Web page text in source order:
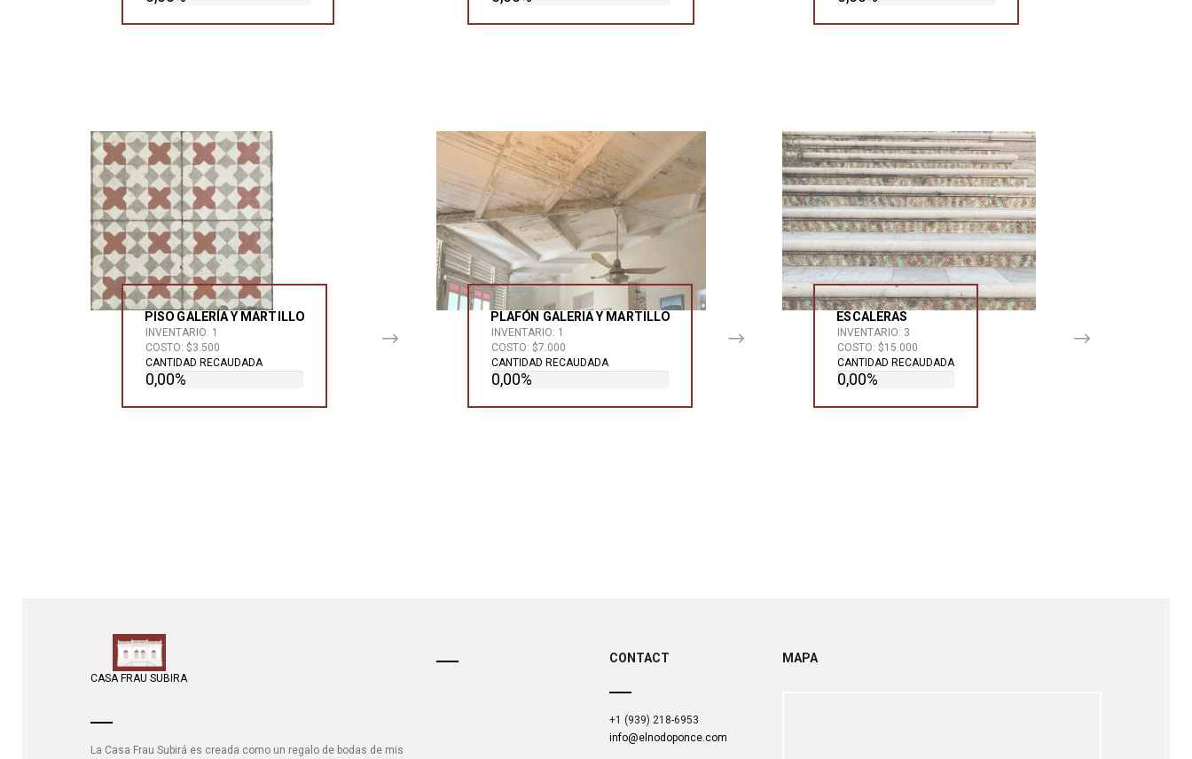
PISO GALERÍA Y MARTILLO
INVENTARIO: 1
COSTO: $3.500
CANTIDAD RECAUDADA
0,00%
PLAFÓN GALERIA Y MARTILLO
INVENTARIO: 1
COSTO: $7.000
CANTIDAD RECAUDADA
0,00%
ESCALERAS
INVENTARIO: 3
COSTO: $15.000
CANTIDAD RECAUDADA
0,00%
CASA FRAU SUBIRA
La Casa Frau Subirá es creada como un regalo de bodas de mis
CONTACT
+1 (939) 218-6953
info@elnodoponce.com
MAPA